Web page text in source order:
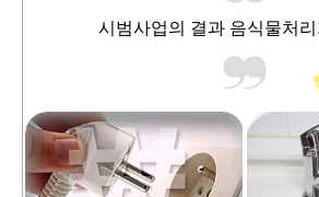
시범사업의 결과 음식물처